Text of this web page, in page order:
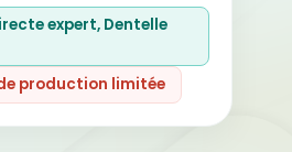
expert, Dentelle
production limitée